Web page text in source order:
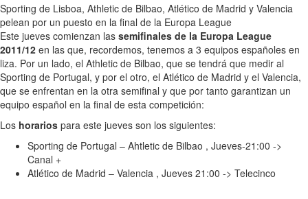
Sporting de Lisboa, Athletic de Bilbao, Atlético de Madrid y Valencia
pelean por un puesto en la final de la Europa League
Este jueves comienzan las semifinales de la Europa League
2011/12 en las que, recordemos, tenemos a 3 equipos españoles en
liza. Por un lado, el Athletic de Bilbao, que se tendrá que medir al
Sporting de Portugal, y por el otro, el Atlético de Madrid y el Valencia,
que se enfrentan en la otra semifinal y que por tanto garantizan un
equipo español en la final de esta competición:
Los horarios para este jueves son los siguientes:
Sporting de Portugal – Ahtletic de Bilbao , Jueves-21:00 ->
Canal +
Atlético de Madrid – Valencia , Jueves 21:00 -> Telecinco